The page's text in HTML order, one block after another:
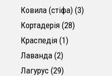
Ковила (стіфа) 33 товари
Кортадерія 2828 товарів
Краспедія 11 товар
Лаванда 22 товари
Лагурус 2929 товарів